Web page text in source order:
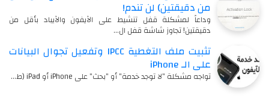
من دقيقتين) لن تندم!
وداعاً لمشكلة قفل تنشيط على الآيفون والآيباد بأقل من
دقيقتين! تجاوز شاشة قفل ال…
تثبيت ملف التغطية IPCC وتفعيل تجوال البيانات
على الـ iPhone
تواجه مشكلة "لا توجد خدمة" أو "بحث" على iPhone أو iPad (ط…